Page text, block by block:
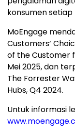
konsumen setiap
MoEngage
Customers’
of the Customer
Mei 2025, dan
The Forrester
Hubs, Q4 2024.
Untuk informasi